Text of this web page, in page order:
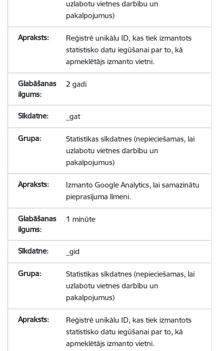
uzlabotu vietnes darbību un
pakalpojumus)
Reģistrē unikālu ID, kas tiek izmantots
statistisko datu iegūšanai par to, kā
apmeklētājs izmanto vietni.
2 gadi
_gat
Statistikas sīkdatnes (nepieciešamas, lai
uzlabotu vietnes darbību un
pakalpojumus)
Izmanto Google Analytics, lai samazinātu
pieprasījuma līmeni.
1 minūte
_gid
Statistikas sīkdatnes (nepieciešamas, lai
uzlabotu vietnes darbību un
pakalpojumus)
Reģistrē unikālu ID, kas tiek izmantots
statistisko datu iegūšanai par to, kā
apmeklētājs izmanto vietni.